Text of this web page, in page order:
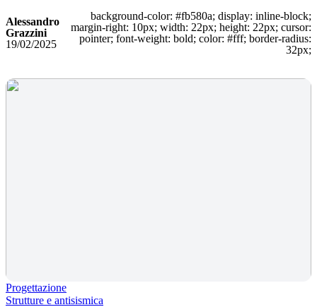
Alessandro
Grazzini
19/02/2025
background-color: #fb580a; display: inline-block;
margin-right: 10px; width: 22px; height: 22px; cursor:
pointer; font-weight: bold; color: #fff; border-radius:
32px;
Progettazione
Strutture e antisismica